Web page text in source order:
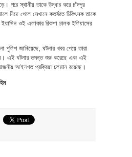
পরে স্থানীয় তাকে উদ্ধার করে চাঁদপুর
নিয়ে গেলে সেখানে কতর্বরত চিকিৎসক তাকে
ওই এলাকার রিকশা চালক ইলিয়াসের
পুলিশ জানিয়েছে, ঘটনার খবর পেয়ে তারা
এই ঘটনার তদন্ত শুরু করেছে এবং এই
আইনগত প্রক্রিয়া চলমান রয়েছে।